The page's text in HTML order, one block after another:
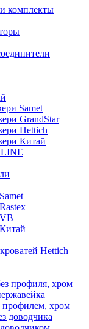
комплекты
Samet
GrandStar
Hettich
Китай
Hettich
профиля, хром
хром
доводчика